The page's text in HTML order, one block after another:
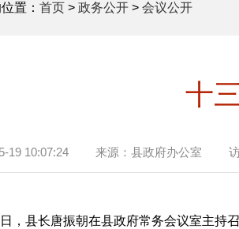
置： 首页 > 政务公开 > 会议公开
十
19 10:07:24 来源： 县政府办公室
县长唐振朝在县政府常务会议室主持召